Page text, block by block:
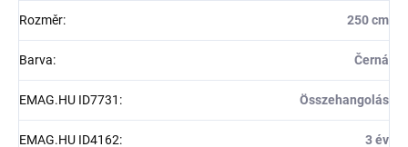
Rozměr: 250 cm
Barva: Černá
EMAG.HU ID7731 : Összehangolás
EMAG.HU ID4162: 3 év